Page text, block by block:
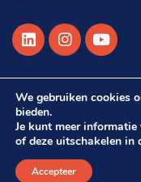
© 2026 Alle rechten
Webdesign Suprevo
We gebruiken cookies
bieden.
Je kunt meer
of deze uitschakelen in
Accepteer